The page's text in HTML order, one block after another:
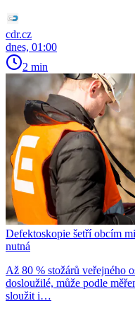
cdr.cz
dnes, 01:00
2 min
Defektoskopie šetří obcím
nutná
Až 80 % stožárů veřejného
dosloužilé, může podle
sloužit i…